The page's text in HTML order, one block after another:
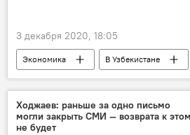
3 декабря 2020, 18:05
Экономика
В Узбекистане
Узбекистан
банки
сотрудничество
Инвестиции
Россия
Ходжаев: раньше за одно письмо
могли закрыть СМИ — возврата к
не будет